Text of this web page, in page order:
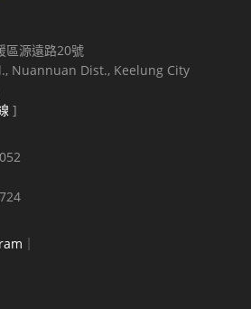
區源遠路20號
Nuannuan Dist., Keelung City
]
｜